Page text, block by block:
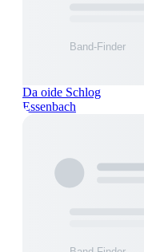
Da oide Schlog
Essenbach